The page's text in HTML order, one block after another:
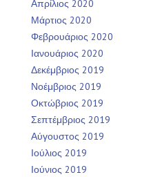
Απρίλιος 2020
Μάρτιος 2020
Φεβρουάριος 2020
Ιανουάριος 2020
Δεκέμβριος 2019
Νοέμβριος 2019
Οκτώβριος 2019
Σεπτέμβριος 2019
Αύγουστος 2019
Ιούλιος 2019
Ιούνιος 2019